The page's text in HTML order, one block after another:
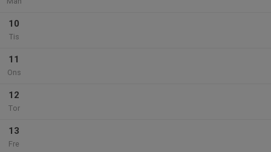
10
Tis
11
Ons
12
Tor
13
Fre